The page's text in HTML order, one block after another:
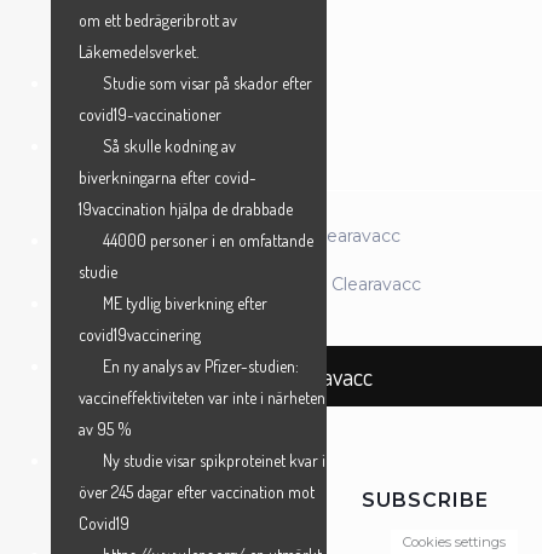
ANMÄL MIG →
© 2026 Föreningen Clearavacc
Powered by Föreningen Clearavacc
Cookies settings
SUBSCRIBE
Föreningen Clearavacc
om ett bedrägeribrott av
Läkemedelsverket.
Studie som visar på skador efter
covid19-vaccinationer
Så skulle kodning av
biverkningarna efter covid-
19vaccination hjälpa de drabbade
44000 personer i en omfattande
studie
ME tydlig biverkning efter
covid19vaccinering
En ny analys av Pfizer-studien:
vaccineffektiviteten var inte i närheten
av 95 %
Ny studie visar spikproteinet kvar i
över 245 dagar efter vaccination mot
Covid19